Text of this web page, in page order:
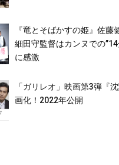
『竜とそばかすの姫』佐藤
細田守監督はカンヌでの
に感激
「ガリレオ」映画第3弾『
画化！2022年公開